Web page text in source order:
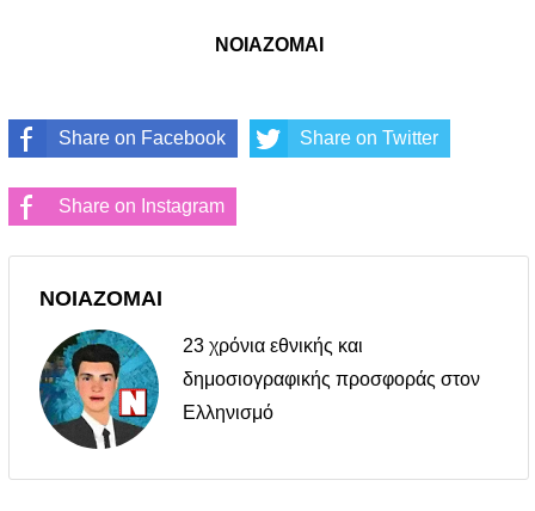
ΝΟΙΑΖΟΜΑΙ
Share on Facebook Share on Twitter
Share on Instagram
ΝΟΙΑΖΟΜΑΙ
23 χρόνια εθνικής και
δημοσιογραφικής προσφοράς στον
Ελληνισμό